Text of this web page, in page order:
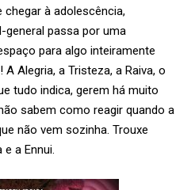
chegar à adolescência,
general passa por uma
para algo inteiramente
Alegria, a Tristeza, a Raiva, o
tudo indica, gerem há muito
sabem como reagir quando a
não vem sozinha. Trouxe
a Ennui.